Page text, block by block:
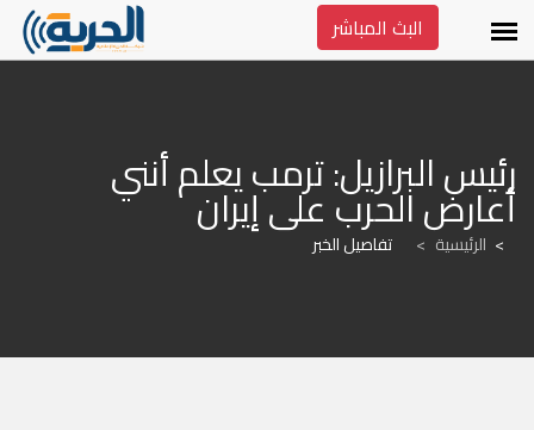
البث المباشر
أعارض الحرب على إيران
الرئيسية > تفاصيل الخبر